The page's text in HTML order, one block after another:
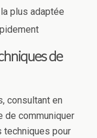
plus adaptée
de
consultant en
de communiquer
techniques pour